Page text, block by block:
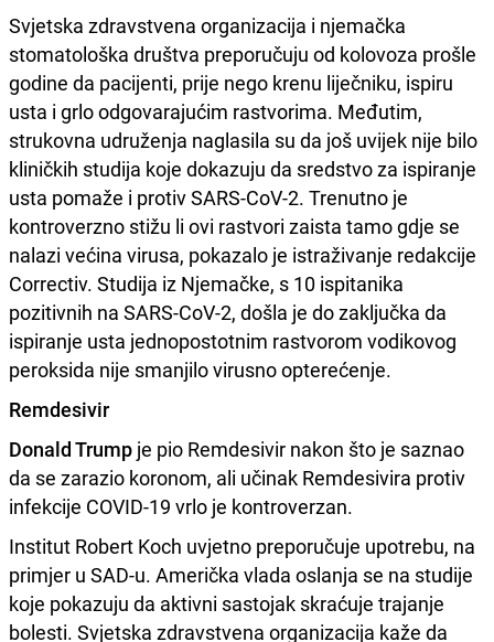
Svjetska zdravstvena organizacija i njemačka
stomatološka društva preporučuju od kolovoza prošle
godine da pacijenti, prije nego krenu liječniku, ispiru
usta i grlo odgovarajućim rastvorima. Međutim,
strukovna udruženja naglasila su da još uvijek nije bilo
kliničkih studija koje dokazuju da sredstvo za ispiranje
usta pomaže i protiv SARS-CoV-2. Trenutno je
kontroverzno stižu li ovi rastvori zaista tamo gdje se
nalazi većina virusa, pokazalo je istraživanje redakcije
Correctiv. Studija iz Njemačke, s 10 ispitanika
pozitivnih na SARS-CoV-2, došla je do zaključka da
ispiranje usta jednopostotnim rastvorom vodikovog
peroksida nije smanjilo virusno opterećenje.
Remdesivir
Donald Trump je pio Remdesivir nakon što je saznao
da se zarazio koronom, ali učinak Remdesivira protiv
infekcije COVID-19 vrlo je kontroverzan.
Institut Robert Koch uvjetno preporučuje upotrebu, na
primjer u SAD-u. Američka vlada oslanja se na studije
koje pokazuju da aktivni sastojak skraćuje trajanje
bolesti. Svjetska zdravstvena organizacija kaže da